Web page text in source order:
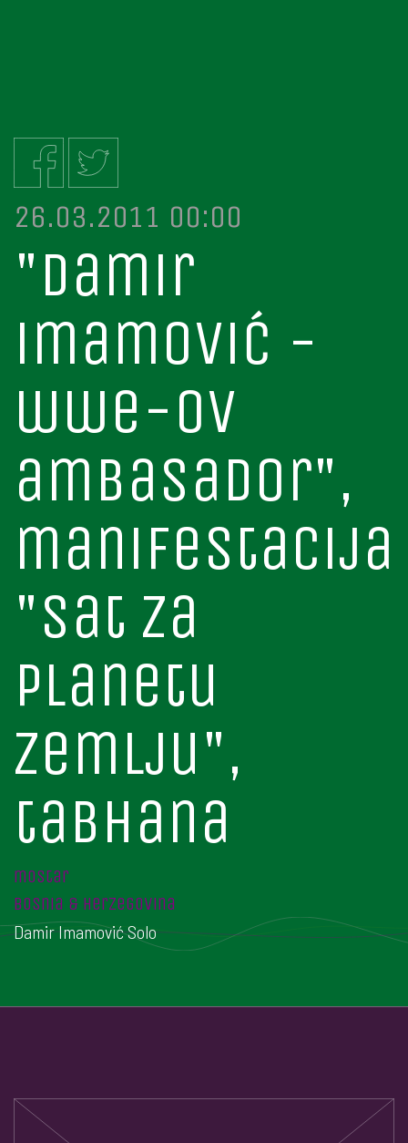
26.03.2011 00:00
"damir
imamović -
wwe-ov
ambasador",
manifestacija
"sat za
planetu
zemlju",
tabhana
mostar
bosnia & herzegovina
Damir Imamović Solo